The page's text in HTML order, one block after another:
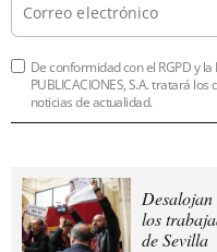
De conformidad con el RGPD y la
PUBLICACIONES, S.A. tratará
noticias de actualidad.
los
de Sevilla